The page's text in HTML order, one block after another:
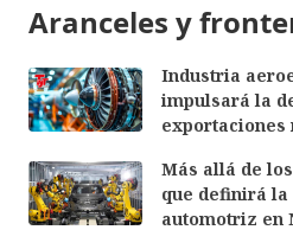
Aranceles y
Industria
impulsará la
exportaciones
Más allá de
que definirá
automotriz en